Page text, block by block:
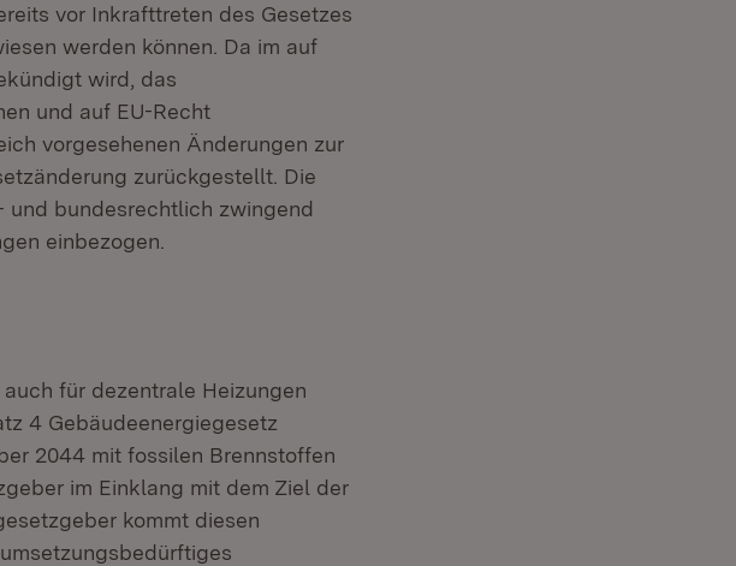
vor Inkrafttreten des Gesetzes
werden können. Da im auf
wird, das
und auf EU-Recht
vorgesehenen Änderungen zur
zurückgestellt. Die
und bundesrechtlich zwingend
einbezogen.
für dezentrale Heizungen
4 Gebäudeenergiegesetz
2044 mit fossilen Brennstoffen
im Einklang mit dem Ziel der
kommt diesen